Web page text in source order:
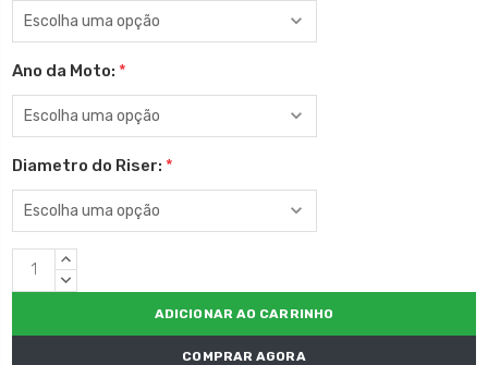
Ano da Moto: *
Diametro do Riser: *
EstoqueQUANTIDADE
CRESCENTE:
QUANTIDADE
COMPRAR AGORA